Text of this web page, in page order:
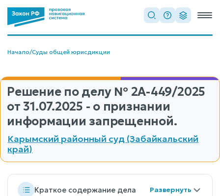
Начало/Суды общей юрисдикции
Решение по делу № 2А-449/2025
от 31.07.2025 - о признании
информации запрещенной.
Карымский районный суд (Забайкальский
край)
Краткое содержание дела